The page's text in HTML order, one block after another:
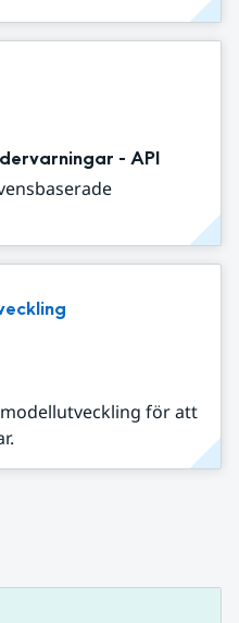
- API
för att